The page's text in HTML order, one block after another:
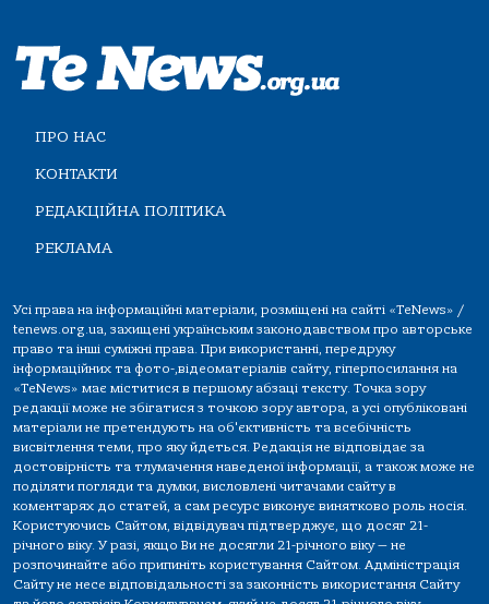
ПРО НАС
КОНТАКТИ
РЕДАКЦІЙНА ПОЛІТИКА
РЕКЛАМА
Усі права на інформаційні матеріали, розміщені на сайті «TeNews» /
tenews.org.ua, захищені українським законодавством про авторське
право та інші суміжні права. При використанні, передруку
інформаційних та фото-,відеоматеріалів сайту, гіперпосилання на
«TeNews» має міститися в першому абзаці тексту. Точка зору
редакції може не збігатися з точкою зору автора, а усі опубліковані
матеріали не претендують на об'єктивність та всебічність
висвітлення теми, про яку йдеться. Редакція не відповідає за
достовірність та тлумачення наведеної інформації, а також може не
поділяти погляди та думки, висловлені читачами сайту в
коментарях до статей, а сам ресурс виконує винятково роль носія.
Користуючись Сайтом, відвідувач підтверджує, що досяг 21-
річного віку. У разі, якщо Ви не досягли 21-річного віку — не
розпочинайте або припиніть користування Сайтом. Адміністрація
Сайту не несе відповідальності за законність використання Сайту